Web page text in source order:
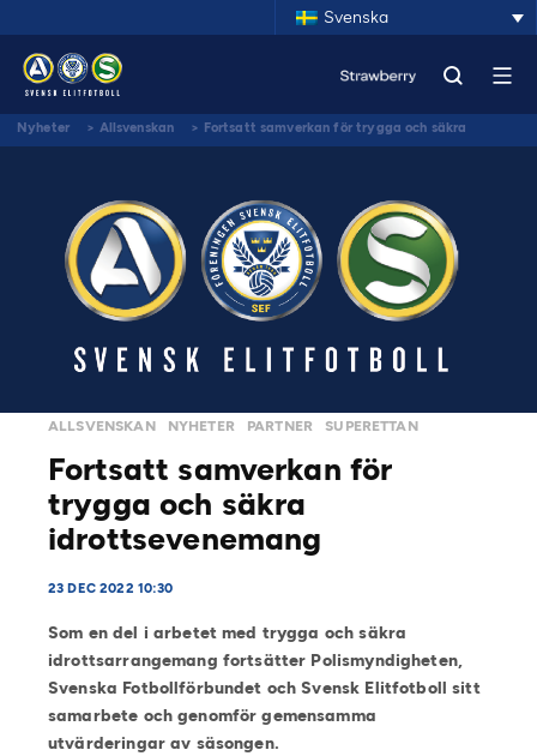
Svenska
Nyheter > Allsvenskan > Fortsatt samverkan för trygga och säkra
ALLSVENSKAN NYHETER PARTNER SUPERETTAN
Fortsatt samverkan för
trygga och säkra
idrottsevenemang
23 DEC 2022 10:30
Som en del i arbetet med trygga och säkra
idrottsarrangemang fortsätter Polismyndigheten,
Svenska Fotbollförbundet och Svensk Elitfotboll sitt
samarbete och genomför gemensamma
utvärderingar av säsongen.